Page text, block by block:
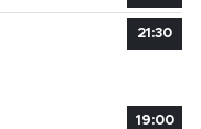
21:30
19:00